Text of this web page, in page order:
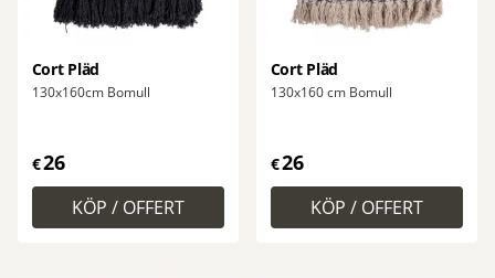
Cort Pläd
130x160cm Bomull
€26
Cort Pläd
130x160 cm Bomull
€26